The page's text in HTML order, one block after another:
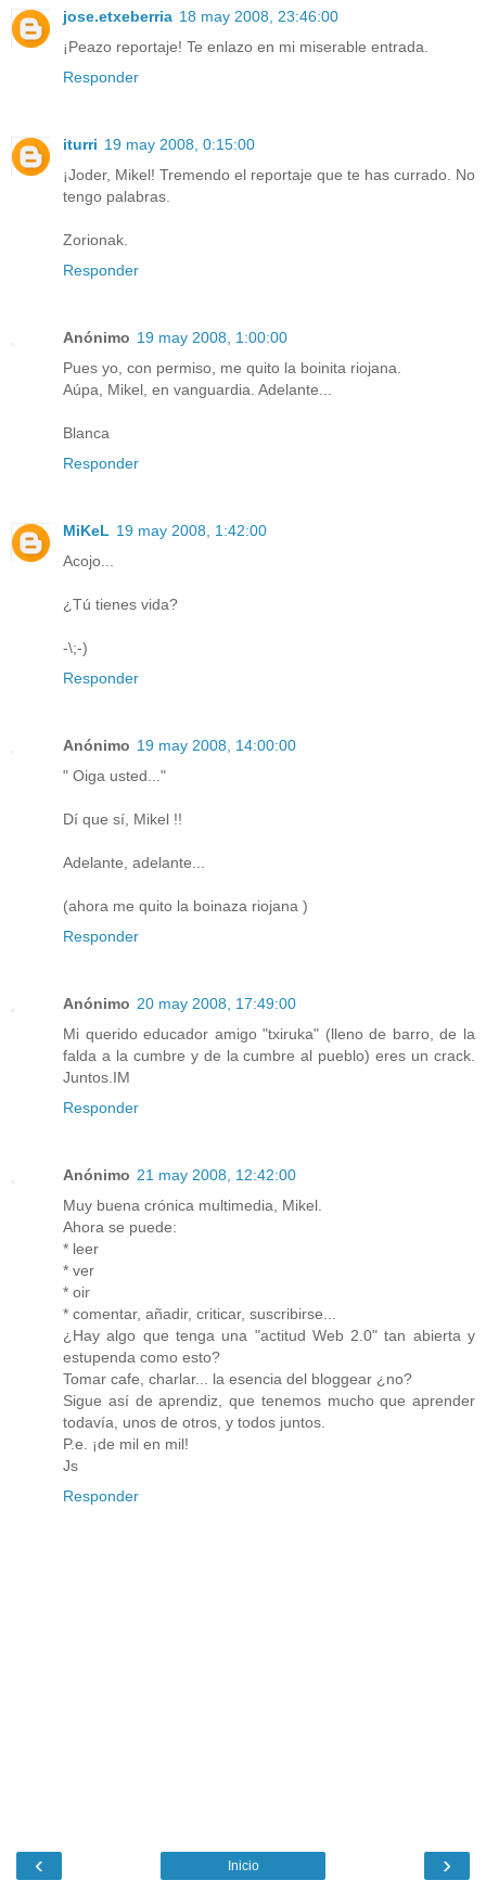
jose.etxeberria 18 may 2008, 23:46:00
¡Peazo reportaje! Te enlazo en mi miserable entrada.
Responder
iturri 19 may 2008, 0:15:00
¡Joder, Mikel! Tremendo el reportaje que te has currado. No
tengo palabras.
Zorionak.
Responder
Anónimo 19 may 2008, 1:00:00
Pues yo, con permiso, me quito la boinita riojana.
Aúpa, Mikel, en vanguardia. Adelante...
Blanca
Responder
MiKeL 19 may 2008, 1:42:00
Acojo...
¿Tú tienes vida?
-\;-)
Responder
Anónimo 19 may 2008, 14:00:00
" Oiga usted..."
Dí que sí, Mikel !!
Adelante, adelante...
(ahora me quito la boinaza riojana )
Responder
Anónimo 20 may 2008, 17:49:00
Mi querido educador amigo "txiruka" (lleno de barro, de la
falda a la cumbre y de la cumbre al pueblo) eres un crack.
Juntos.IM
Responder
Anónimo 21 may 2008, 12:42:00
Muy buena crónica multimedia, Mikel.
Ahora se puede:
* leer
* ver
* oir
* comentar, añadir, criticar, suscribirse...
¿Hay algo que tenga una "actitud Web 2.0" tan abierta y
estupenda como esto?
Tomar cafe, charlar... la esencia del bloggear ¿no?
Sigue así de aprendiz, que tenemos mucho que aprender
todavía, unos de otros, y todos juntos.
P.e. ¡de mil en mil!
Js
Responder
‹ ›
Inicio